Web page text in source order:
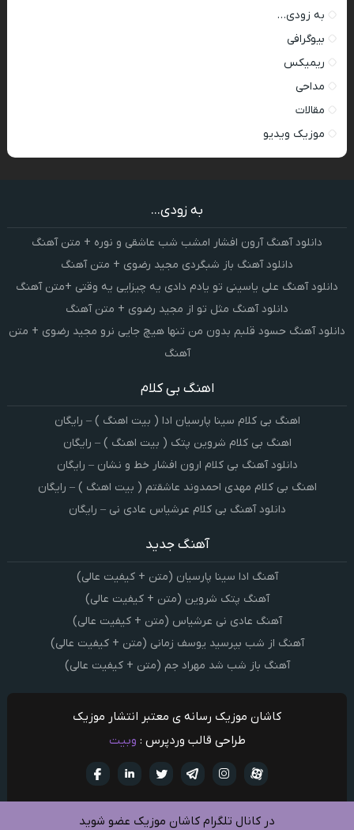
به زودی…
بیوگرافی
ریمیکس
مداحی
مقالات
موزیک ویدیو
به زودی...
دانلود آهنگ آرون افشار امشب شب عاشقی و نوره + متن آهنگ
دانلود آهنگ باز شبگردی مجید رضوی + متن آهنگ
دانلود آهنگ علی یاسینی تو یادم دادی یه چیزایی یه وقتی +متن آهنگ
دانلود آهنگ مثل تو از مجید رضوی + متن آهنگ
دانلود آهنگ حسود قلبم بدون من تنها هیچ جایی نرو مجید رضوی + متن
آهنگ
اهنگ بی کلام
اهنگ بی کلام سینا پارسیان ادا ( بیت اهنگ ) – رایگان
اهنگ بی کلام شروین پتک ( بیت اهنگ ) – رایگان
دانلود آهنگ بی کلام ارون افشار خط و نشان – رایگان
اهنگ بی کلام مهدی احمدوند عاشقتم ( بیت اهنگ ) – رایگان
دانلود آهنگ بی کلام عرشیاس عادی نی – رایگان
آهنگ جدید
آهنگ ادا سینا پارسیان (متن + کیفیت عالی)
آهنگ پتک شروین (متن + کیفیت عالی)
آهنگ عادی نی عرشیاس (متن + کیفیت عالی)
آهنگ از شب بپرسید یوسف زمانی (متن + کیفیت عالی)
آهنگ باز شب شد مهراد جم (متن + کیفیت عالی)
کاشان موزیک رسانه ی معتبر انتشار موزیک
طراحی قالب وردپرس : وبیت
تويتر تلگرام
اینستاگرام آپارات
در کانال تلگرام کاشان موزیک عضو شوید